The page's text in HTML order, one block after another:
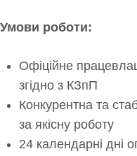
Умови роботи:
Офіційне
згідно з КЗпП
Конкурентна та
за якісну роботу
24 календарні дні